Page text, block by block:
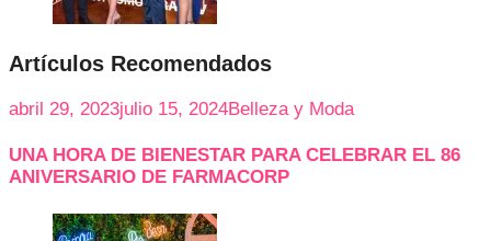
Artículos Recomendados
abril 29, 2023julio 15, 2024Belleza y Moda
UNA HORA DE BIENESTAR PARA CELEBRAR EL 86
ANIVERSARIO DE FARMACORP